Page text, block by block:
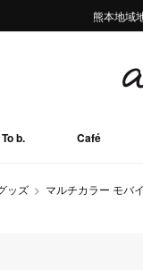
熊本地域
熊本地域
To b. Café
ッズ マルチカラー モバ